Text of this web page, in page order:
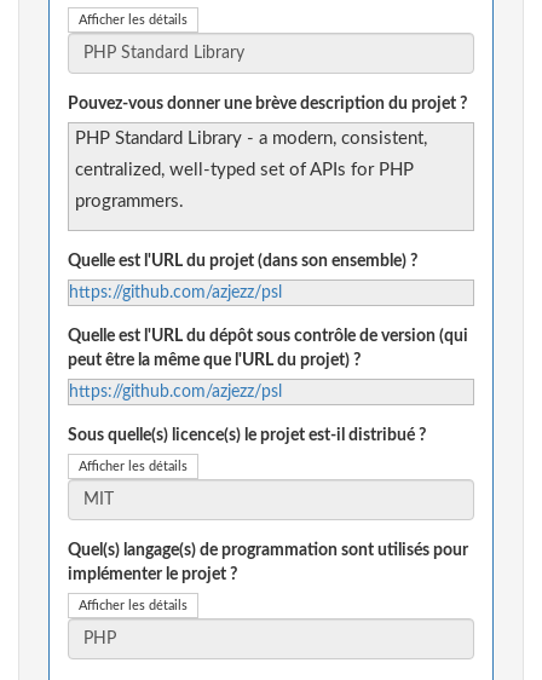
Afficher les détails
Pouvez-vous donner une brève description du projet ?
PHP Standard Library - a modern, consistent,
centralized, well-typed set of APIs for PHP
programmers.
Quelle est l'URL du projet (dans son ensemble) ?
https://github.com/azjezz/psl
Quelle est l'URL du dépôt sous contrôle de version (qui
peut être la même que l'URL du projet) ?
https://github.com/azjezz/psl
Sous quelle(s) licence(s) le projet est-il distribué ?
Afficher les détails
Quel(s) langage(s) de programmation sont utilisés pour
implémenter le projet ?
Afficher les détails